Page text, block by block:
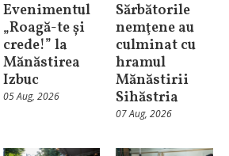
Evenimentul
„Roagă-te și
crede!” la
Mănăstirea
Izbuc
05 Aug, 2026
Sărbătorile
nemţene au
culminat cu
hramul
Mănăstirii
Sihăstria
07 Aug, 2026